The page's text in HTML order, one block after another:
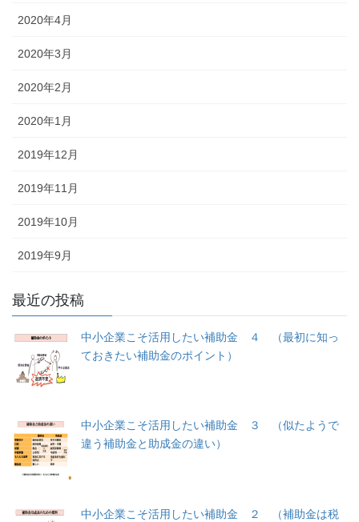
2020年4月
2020年3月
2020年2月
2020年1月
2019年12月
2019年11月
2019年10月
2019年9月
最近の投稿
中小企業こそ活用したい補助金 ４ （最初に知っ
ておきたい補助金のポイント）
中小企業こそ活用したい補助金 ３ （似たようで
違う補助金と助成金の違い）
中小企業こそ活用したい補助金 ２ （補助金は税